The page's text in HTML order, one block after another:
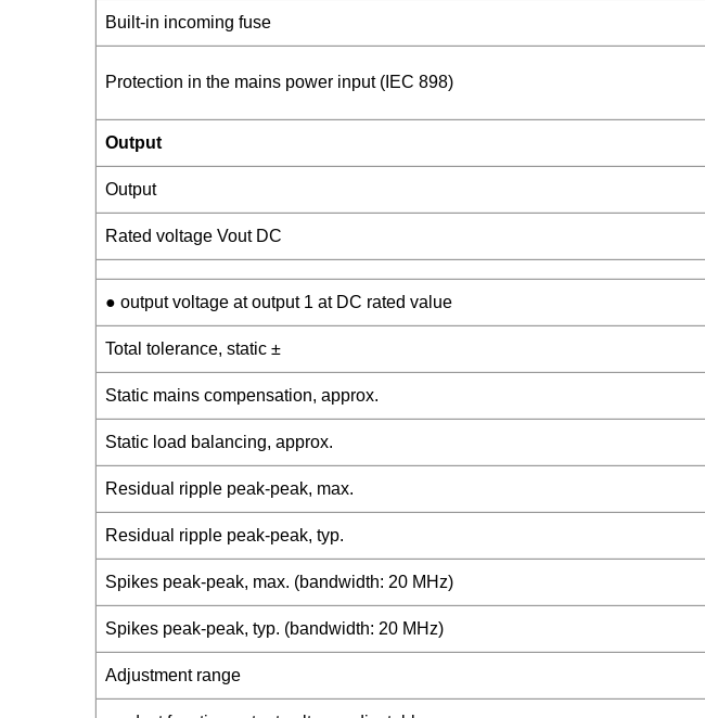
Built-in incoming fuse
Protection in the mains power input (IEC 898)
Output
Output
Rated voltage Vout DC
● output voltage at output 1 at DC rated value
Total tolerance, static ±
Static mains compensation, approx.
Static load balancing, approx.
Residual ripple peak-peak, max.
Residual ripple peak-peak, typ.
Spikes peak-peak, max. (bandwidth: 20 MHz)
Spikes peak-peak, typ. (bandwidth: 20 MHz)
Adjustment range